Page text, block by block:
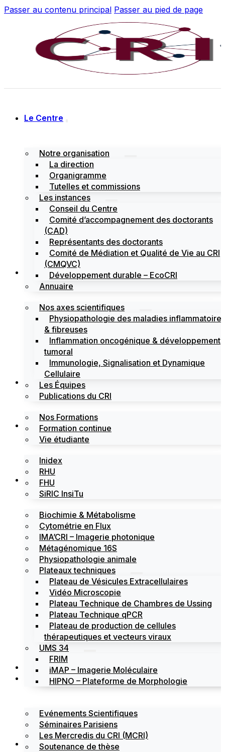
Passer au contenu principal Passer au pied de page
Le Centre
Notre organisation
La direction
Organigramme
Tutelles et commissions
Les instances
Conseil du Centre
Comité d’accompagnement des doctorants
(CAD)
Représentants des doctorants
Comité de Médiation et Qualité de Vie au CRI
(CMQVC)
Développement durable – EcoCRI
Annuaire
Recherche
Nos axes scientifiques
Physiopathologie des maladies inflammatoires
& fibreuses
Inflammation oncogénique & développement
tumoral
Immunologie, Signalisation et Dynamique
Cellulaire
Les Équipes
Publications du CRI
Formations
Nos Formations
Formation continue
Vie étudiante
Labels
Inidex
RHU
FHU
SiRIC InsiTu
Les plateformes
Biochimie & Métabolisme
Cytométrie en Flux
IMA’CRI – Imagerie photonique
Métagénomique 16S
Physiopathologie animale
Plateaux techniques
Plateau de Vésicules Extracellulaires
Vidéo Microscopie
Plateau Technique de Chambres de Ussing
Plateau Technique qPCR
Plateau de production de cellules
thérapeutiques et vecteurs viraux
UMS 34
FRIM
iMAP – Imagerie Moléculaire
HIPNO – Plateforme de Morphologie
Actualités
Évènements
Evénements Scientifiques
Séminaires Parisiens
Les Mercredis du CRI (MCRI)
Soutenance de thèse
Emploi / stages